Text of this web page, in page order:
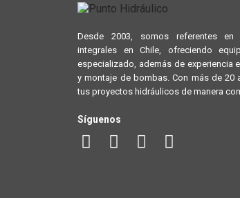
Desde 2003, somos referentes en
integrales en Chile, ofreciendo
especializado, además de experiencia
y montaje de bombas. Con más de
tus proyectos hidráulicos de manera
Síguenos